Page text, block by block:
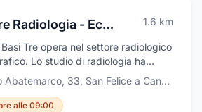
di un rito funebre, senza
si avvale di un personale
qualificato e professionale . Vi
con cortesia e discrezione,
tutti gli aspetti pratici e burocratici
Basi Tre Radiologia - Ecografia - Tc - Rm 1.6 km
Tre opera nel settore radiologico
Lo studio di radiologia ha
propria attività nel 1993, ampliando
un preesistente ambulatorio di
a sua volta attivo dal 1987.
Abatemarco, 33, San Felice a Cancello
alle 09:00